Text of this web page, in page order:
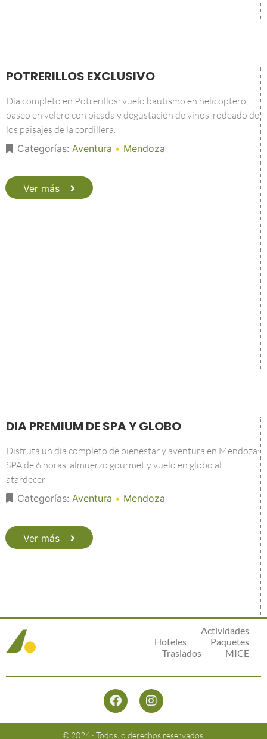
POTRERILLOS EXCLUSIVO
Día completo en Potrerillos: vuelo bautismo en helicóptero,
paseo en velero con picada y degustación de vinos, rodeado de
los paisajes de la cordillera.
Categorías: Aventura • Mendoza
Ver más
DIA PREMIUM DE SPA Y GLOBO
Disfrutá un día completo de bienestar y aventura en Mendoza:
SPA de 6 horas, almuerzo gourmet y vuelo en globo al
atardecer
Categorías: Aventura • Mendoza
Ver más
Actividades
Hoteles
Paquetes
Traslados
MICE
© 2026 · Todos lo derechos reservados.